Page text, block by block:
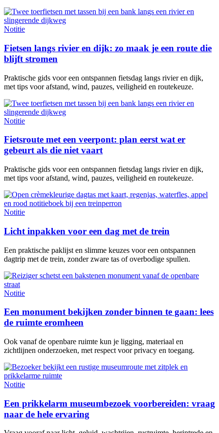
Notitie
Fietsen langs rivier en dijk: zo maak je een route die
blijft stromen
Praktische gids voor een ontspannen fietsdag langs rivier en dijk,
met tips voor afstand, wind, pauzes, veiligheid en routekeuze.
Notitie
Fietsroute met een veerpont: plan eerst wat er
gebeurt als die niet vaart
Praktische gids voor een ontspannen fietsdag langs rivier en dijk,
met tips voor afstand, wind, pauzes, veiligheid en routekeuze.
Notitie
Licht inpakken voor een dag met de trein
Een praktische paklijst en slimme keuzes voor een ontspannen
dagtrip met de trein, zonder zware tas of overbodige spullen.
Notitie
Een monument bekijken zonder binnen te gaan: lees
de ruimte eromheen
Ook vanaf de openbare ruimte kun je ligging, materiaal en
zichtlijnen onderzoeken, met respect voor privacy en toegang.
Notitie
Een prikkelarm museumbezoek voorbereiden: vraag
naar de hele ervaring